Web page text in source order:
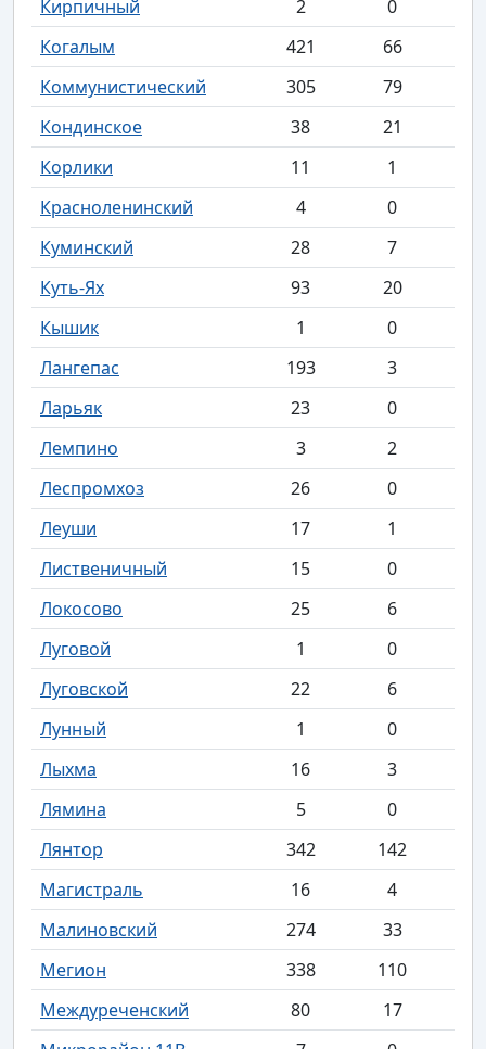
Кирпичный 2
0
Когалым
421
66
Коммунистический
305
79
Кондинское
38
21
Корлики
11
1
Красноленинский
4
0
Куминский
28
7
Куть-Ях
93
20
Кышик
1
0
Лангепас
193
3
Ларьяк
23
0
Лемпино
3
2
Леспромхоз
26
0
Леуши
17
1
Лиственичный
15
0
Локосово
25
6
Луговой
1
0
Луговской
22
6
Лунный
1
0
Лыхма
16
3
Лямина
5
0
Лянтор
342
142
Магистраль
16
4
Малиновский
274
33
Мегион
338
110
Междуреченский
80
17